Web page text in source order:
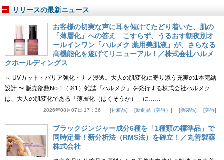
リリースの最新ニュース
お客様の切実な声に耳を傾けてたどり着いた、肌の
「薄層化」への答え こすらず、うるおす朝夜別オ
ールインワン「ハルメク 薬用美肌液」が、さらなる
高機能化を遂げてリニューアル！／株式会社ハルメ
クホールディングス
～ UVカット・バリア強化・ナノ浸透。大人の肌変化に寄り添う充実の1本完結
設計 〜 販売部数No.1（※1）雑誌『ハルメク』を発行する株式会社ハルメク
は、大人の肌変化である「薄層化（はくそうか）」に……
2026年08月07日 17：36 化粧品 新商品（美容） 新製品 美容
ブラックジンジャー成分6種を「1種類の標準品」で
同時定量！新分析法（RMS法）を確立！／丸善製薬
株式会社